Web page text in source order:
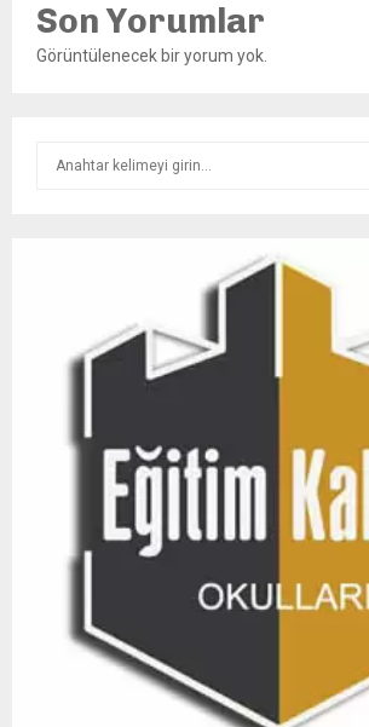
Son Yorumlar
Görüntülenecek bir yorum yok.